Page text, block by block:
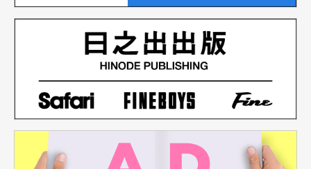
と取り交わし必要かつ適切な監督を行います。
個人情報の改ざん・漏洩・不正アクセス等を防止
するために、人的・技術的に必要な措置を講じま
す。
当社の保有個人データについて、その情報をご提
供いただいたご本人から、開示・訂正・削除・利
用停止の依頼を受けた場合は、ご本人であること
が確認されしだい迅速な処理を心がけ法令にのっ